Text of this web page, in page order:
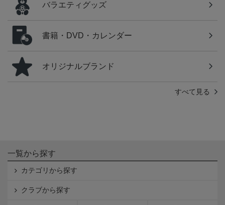
バラエティグッズ
書籍・DVD・カレンダー
オリジナルブランド
すべて見る
一覧から探す
カテゴリから探す
クラブから探す